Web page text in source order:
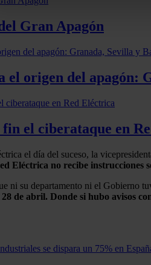
el tráfico. Además,
hayan recopilado a partir del uso
Gran Apagón
origen del apagón:
fin el ciberataque en
el día del suceso, la
Eléctrica no recibe instrucciones
ni su departamento ni el Gobierno
de abril. Donde si hubo avisos